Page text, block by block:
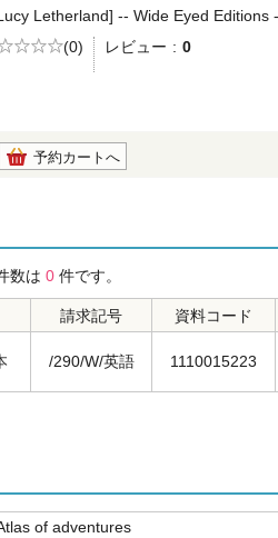
Letherland] -- Wide Eyed Editions
階評価
(0) レビュー 0
予約カートへ
数は 0 件です。
請求記号 資料コード
/290/W/英語 1110015223
of adventures